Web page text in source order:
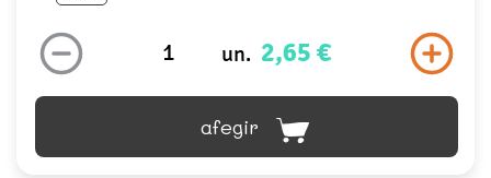
un. 2,65 €
afegir